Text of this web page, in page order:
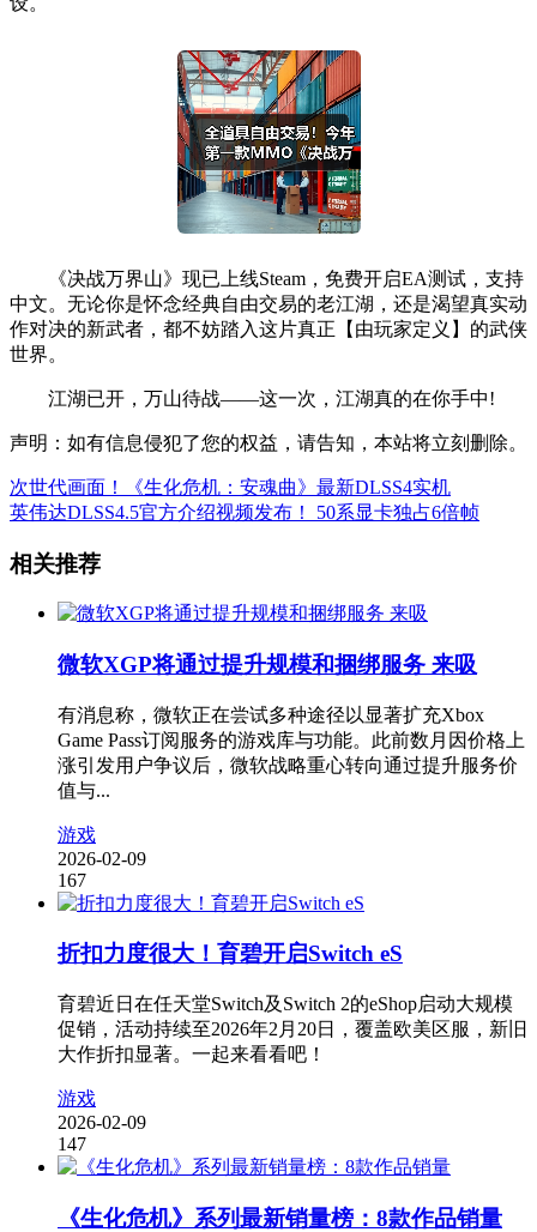
《决战万界山》现已上线Steam，免费开启EA测试，支持
中文。无论你是怀念经典自由交易的老江湖，还是渴望真实动
作对决的新武者，都不妨踏入这片真正【由玩家定义】的武侠
世界。
江湖已开，万山待战——这一次，江湖真的在你手中!
声明：如有信息侵犯了您的权益，请告知，本站将立刻删除。
次世代画面！《生化危机：安魂曲》最新DLSS4实机
英伟达DLSS4.5官方介绍视频发布！ 50系显卡独占6倍帧
相关推荐
微软XGP将通过提升规模和捆绑服务 来吸
有消息称，微软正在尝试多种途径以显著扩充Xbox
Game Pass订阅服务的游戏库与功能。此前数月因价格上
涨引发用户争议后，微软战略重心转向通过提升服务价
值与...
游戏
2026-02-09
167
折扣力度很大！育碧开启Switch eS
育碧近日在任天堂Switch及Switch 2的eShop启动大规模
促销，活动持续至2026年2月20日，覆盖欧美区服，新旧
大作折扣显著。一起来看看吧！
游戏
2026-02-09
147
《生化危机》系列最新销量榜：8款作品销量